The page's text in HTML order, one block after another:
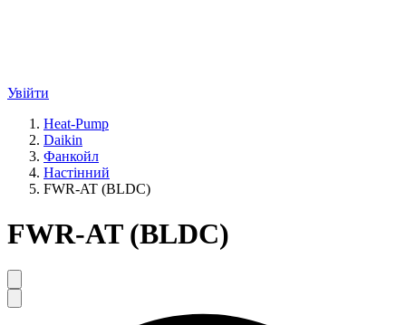
Увійти
Heat-Pump
Daikin
Фанкойл
Настінний
FWR-AT (BLDC)
FWR-AT (BLDC)